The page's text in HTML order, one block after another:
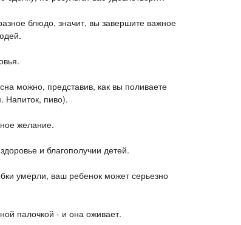
блюдо, значит, вы завершите важное
можно, представив, как вы поливаете
пиво).
желание.
и благополучии детей.
умерли, ваш ребенок может серьезно
палочкой - и она оживает.